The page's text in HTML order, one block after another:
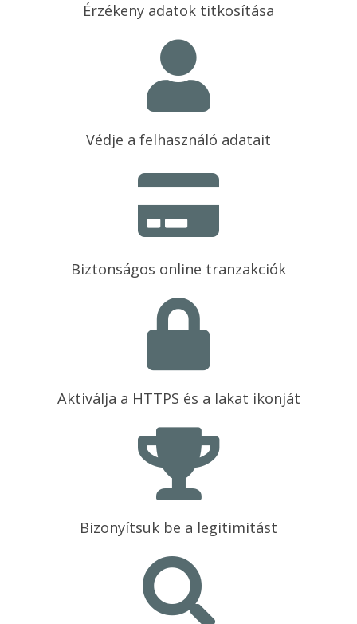
Érzékeny adatok titkosítása
Védje a felhasználó adatait
Biztonságos online tranzakciók
Aktiválja a HTTPS és a lakat ikonját
Bizonyítsuk be a legitimitást